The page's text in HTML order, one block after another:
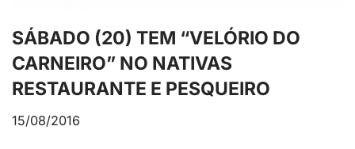
SÁBADO (20) TEM “VELÓRIO DO
CARNEIRO” NO NATIVAS
RESTAURANTE E PESQUEIRO
15/08/2016